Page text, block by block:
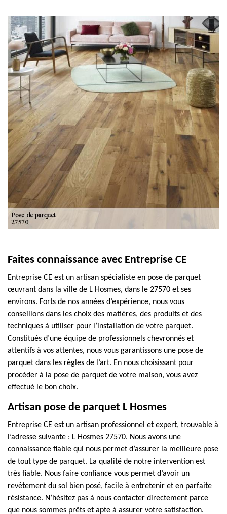
Faites connaissance avec Entreprise CE
Entreprise CE est un artisan spécialiste en pose de parquet
œuvrant dans la ville de L Hosmes, dans le 27570 et ses
environs. Forts de nos années d’expérience, nous vous
conseillons dans les choix des matières, des produits et des
techniques à utiliser pour l’installation de votre parquet.
Constitués d’une équipe de professionnels chevronnés et
attentifs à vos attentes, nous vous garantissons une pose de
parquet dans les règles de l’art. En nous choisissant pour
procéder à la pose de parquet de votre maison, vous avez
effectué le bon choix.
Artisan pose de parquet L Hosmes
Entreprise CE est un artisan professionnel et expert, trouvable à
l’adresse suivante : L Hosmes 27570. Nous avons une
connaissance fiable qui nous permet d’assurer la meilleure pose
de tout type de parquet. La qualité de notre intervention est
très fiable. Nous faire confiance vous permet d’avoir un
revêtement du sol bien posé, facile à entretenir et en parfaite
résistance. N’hésitez pas à nous contacter directement parce
que nous sommes prêts et apte à assurer votre satisfaction.